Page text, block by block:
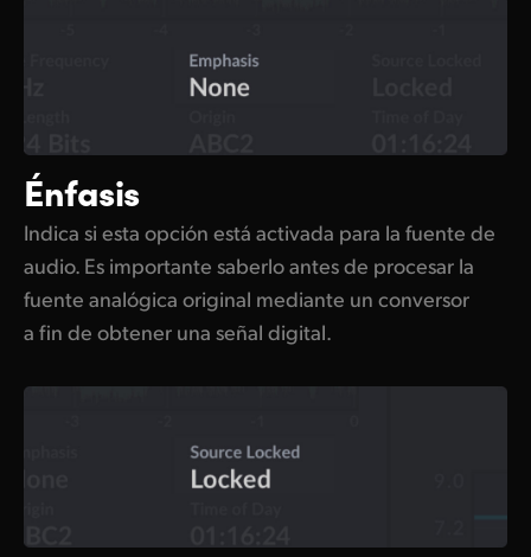
Énfasis
Indica si esta opción está activada para la fuente de
audio. Es importante saberlo antes de procesar la
fuente analógica original mediante un conversor
a fin de obtener una señal digital.